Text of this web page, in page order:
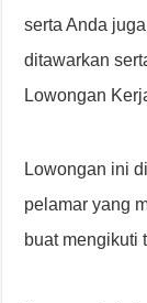
serta Anda
ditawarkan
Lowongan
Lowongan ini
pelamar yang
buat mengikuti